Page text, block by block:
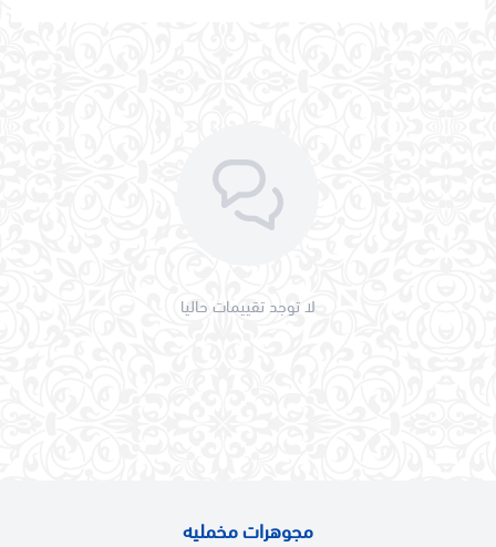
لا توجد تقييمات حاليا
مجوهرات مخمليه